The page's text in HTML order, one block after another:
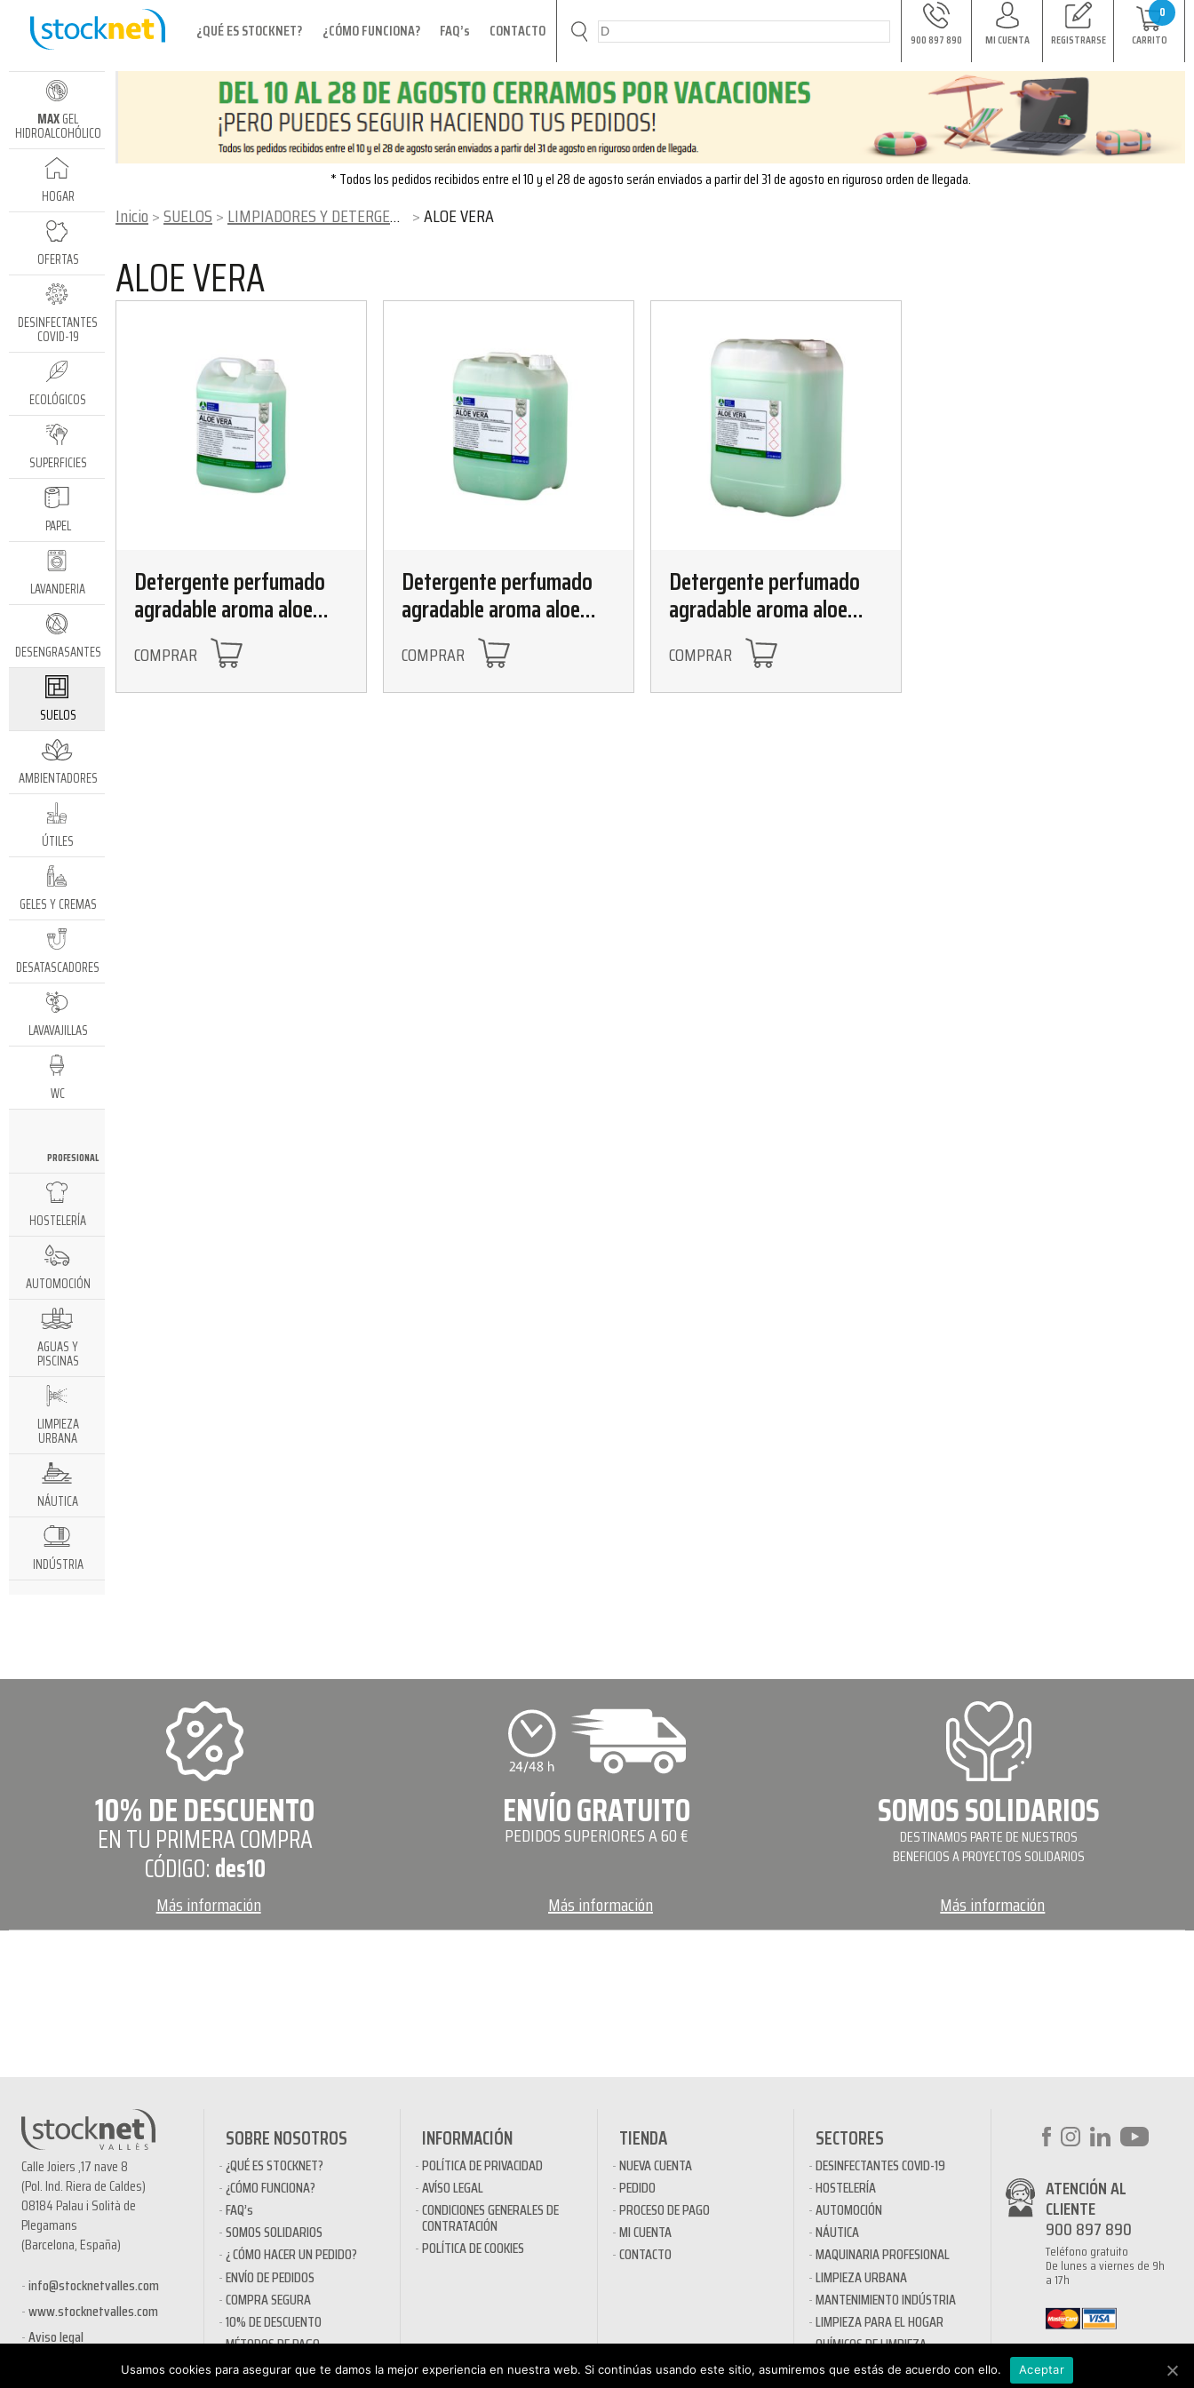
¿QUÉ ES STOCKNET? ¿CÓMO FUNCIONA? FAQ’s CONTACTO 900 897 890 MI CUENTA REGISTRARSE
0
CARRITO
MAXGEL
HIDROALCOHÓLICO
HOGAR
OFERTAS
DESINFECTANTES
COVID-19
ECOLÓGICOS
SUPERFICIES
PAPEL
LAVANDERIA
DESENGRASANTES
SUELOS
AMBIENTADORES
ÚTILES
GELES Y CREMAS
DESATASCADORES
LAVAVAJILLAS
WC
PROFESIONAL
HOSTELERÍA
AUTOMOCIÓN
AGUAS Y
PISCINAS
LIMPIEZA
URBANA
NÁUTICA
INDÚSTRIA
* Todos los pedidos recibidos entre el 10 y el 28 de agosto serán enviados a partir del 31 de agosto en riguroso orden de llegada.
Inicio SUELOS LIMPIADORES Y DETERGENTES PARA SUELOS ALOE VERA
ALOE VERA
Detergente perfumado
agradable aroma aloe
COMPRAR
Detergente perfumado
agradable aroma aloe
COMPRAR
Detergente perfumado
agradable aroma aloe
COMPRAR
10% DE DESCUENTO
EN TU PRIMERA COMPRA
CÓDIGO:des10
Más información
ENVÍO GRATUITO
PEDIDOS SUPERIORES A 60 €
Más información
SOMOS SOLIDARIOS
DESTINAMOS PARTE DE NUESTROS
BENEFICIOS A PROYECTOS SOLIDARIOS
Más información
Calle Joiers ,17 nave 8
(Pol. Ind. Riera de Caldes)
08184 Palau i Solità de
Plegamans
(Barcelona, España)
info@stocknetvalles.com
www.stocknetvalles.com
Aviso legal
SOBRE NOSOTROS
¿QUÉ ES STOCKNET?
¿CÓMO FUNCIONA?
FAQ’s
SOMOS SOLIDARIOS
¿ CÓMO HACER UN PEDIDO?
ENVÍO DE PEDIDOS
COMPRA SEGURA
10% DE DESCUENTO
MÉTODOS DE PAGO
PRODUCTOS EN OFERTA
INFORMACIÓN
POLÍTICA DE PRIVACIDAD
AVÍSO LEGAL
CONDICIONES GENERALES DE
CONTRATACIÓN
POLÍTICA DE COOKIES
TIENDA
NUEVA CUENTA
PEDIDO
PROCESO DE PAGO
MI CUENTA
CONTACTO
SECTORES
DESINFECTANTES COVID-19
HOSTELERÍA
AUTOMOCIÓN
NÁUTICA
MAQUINARIA PROFESIONAL
LIMPIEZA URBANA
MANTENIMIENTO INDÚSTRIA
LIMPIEZA PARA EL HOGAR
QUÍMICOS DE LIMPIEZA
ECOLÓGICOS
ATENCIÓN AL
CLIENTE
900 897 890
Teléfono gratuito
De lunes a viernes de 9h
a 17h
Usamos cookies para asegurar que te damos la mejor experiencia en nuestra web. Si continúas usando este sitio, asumiremos que estás de acuerdo con ello. Aceptar